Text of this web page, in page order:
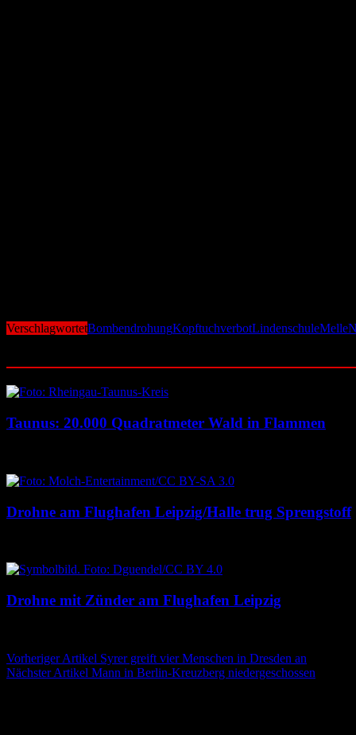
VerschlagwortetBombendrohungKopftuchverbotLindenschuleMelle
Taunus: 20.000 Quadratmeter Wald in Flammen
Drohne am Flughafen Leipzig/Halle trug Sprengstoff
Drohne mit Zünder am Flughafen Leipzig
Beitragsnavigation
Vorheriger Artikel Syrer greift vier Menschen in Dresden an
Nächster Artikel Mann in Berlin-Kreuzberg niedergeschossen